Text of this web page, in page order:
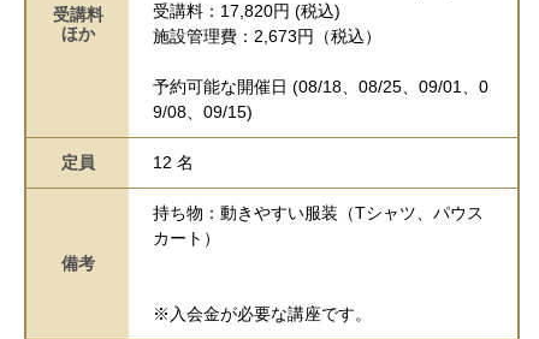
受講料
ほか
受講料：17,820円 (税込)
施設管理費：2,673円（税込）
予約可能な開催日 (08/18、08/25、09/01、0
9/08、09/15)
定員 12 名
備考
持ち物：動きやすい服装（Tシャツ、パウス
カート）
※入会金が必要な講座です。